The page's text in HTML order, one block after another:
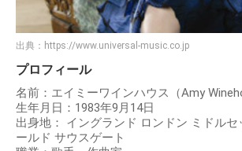
出典： https://www.universal-music.co.jp
プロフィール
名前：エイミーワインハウス（Amy
生年月日：1983年9月14日
出身地： イングランド ロンドン ミドルセ
ールド サウスゲート